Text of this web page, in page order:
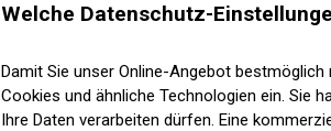
Welche Datenschutz-
Damit Sie unser Online-Angebot
Cookies und ähnliche Technologien ein. Sie
Ihre Daten verarbeiten dürfen. Eine